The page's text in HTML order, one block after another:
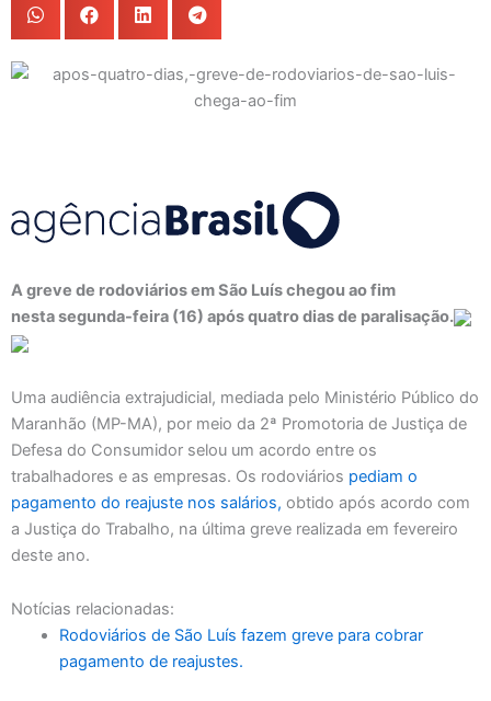
A greve de rodoviários em São Luís chegou ao fim
nesta segunda-feira (16) após quatro dias de paralisação.
Uma audiência extrajudicial, mediada pelo Ministério Público do
Maranhão (MP-MA), por meio da 2ª Promotoria de Justiça de
Defesa do Consumidor selou um acordo entre os
trabalhadores e as empresas. Os rodoviários pediam o
pagamento do reajuste nos salários, obtido após acordo com
a Justiça do Trabalho, na última greve realizada em fevereiro
deste ano.
Notícias relacionadas:
Rodoviários de São Luís fazem greve para cobrar
pagamento de reajustes.